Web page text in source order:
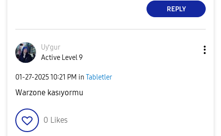
REPLY
Uƴgur
Active Level 9
‎01-27-202510:21 PM in Tabletler
Warzone kasıyormu
0 Likes